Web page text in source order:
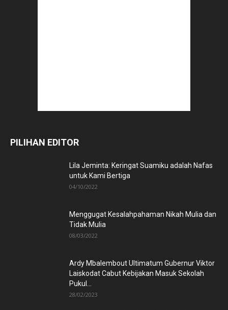
PILIHAN EDITOR
Lila Jeminta: Keringat Suamiku adalah Nafas
untuk Kami Bertiga
04/10/2022
Menggugat Kesalahpahaman Nikah Mulia dan
Tidak Mulia
08/03/2022
Ardy Mbalembout Ultimatum Gubernur Viktor
Laiskodat Cabut Kebijakan Masuk Sekolah
Pukul...
28/02/2023